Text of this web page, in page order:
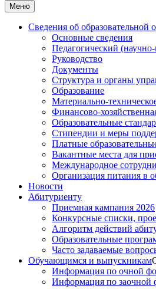
Меню
Сведения об образовательной
Основные сведения
Педагогический
Руководство
Документы
Структура и органы
Образование
Материально-
Финансово-
Образовательные
Стипендии и меры
Платные
Вакантные места для
Международное
Организация питания в
Новости
Абитуриенту
Приемная кампания 2026
Конкурсные списки,
Алгоритм действий
Образовательные
Часто задаваемые
Обучающимся и выпускникам
Информация по очной
Информация по заочной